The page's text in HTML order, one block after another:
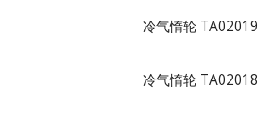
冷气惰轮 TA02019
冷气惰轮 TA02018